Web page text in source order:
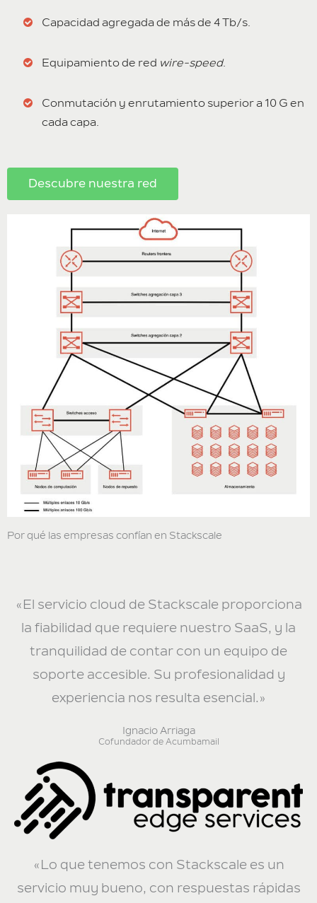
Capacidad agregada de más de 4 Tb/s.
Equipamiento de red wire-speed.
Conmutación y enrutamiento superior a 10 G en
cada capa.
Descubre nuestra red
Por qué las empresas confían en Stackscale
«El servicio cloud de Stackscale proporciona
la fiabilidad que requiere nuestro SaaS, y la
tranquilidad de contar con un equipo de
soporte accesible. Su profesionalidad y
experiencia nos resulta esencial.»
Ignacio Arriaga
Cofundador de Acumbamail
«Lo que tenemos con Stackscale es un
servicio muy bueno, con respuestas rápidas